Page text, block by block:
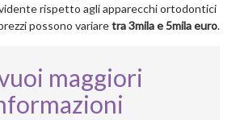
rispetto agli apparecchi ortodontici
possono variaretra 3mila e 5mila euro.
maggiori